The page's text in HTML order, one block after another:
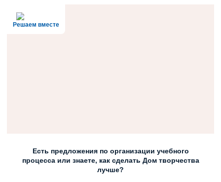
Решаем вместе
Есть предложения по организации учебного
процесса или знаете, как сделать Дом творчества
лучше?